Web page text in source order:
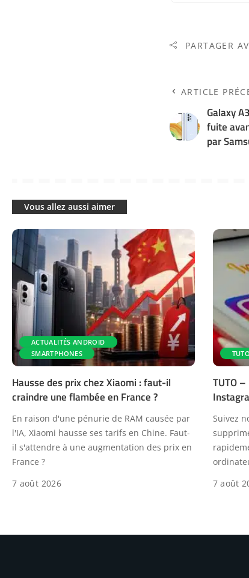
PARTAGER
ARTICLE
Galaxy
fuite
par
Vous allez aussi aimer
ACTUALITÉS ANDROID
SMARTPHONES
Hausse des prix chez Xiaomi : faut-il
craindre une flambée en France ?
En raison d'une pénurie de RAM causée par
l'IA, Xiaomi hausse ses tarifs en Chine. Faut-
il s'attendre à une augmentation des prix en
France ?
7 août 2026
TUTO
Suivez
7 août